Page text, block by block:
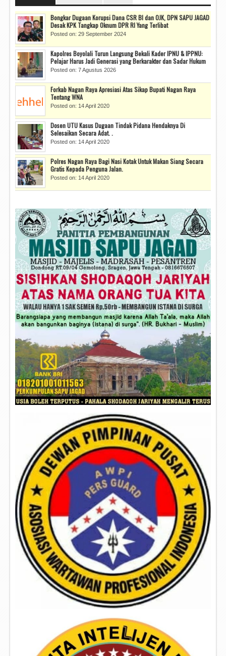
Bongkar Dugaan Korupsi Dana CSR BI dan OJK, DPN SAPU JAGAD
Desak KPK Tangkap Oknum DPR RI Yang Terlibat
Posted on: 29 September 2024
Kapolres Boyolali Turun Langsung Bekali Kader IPNU & IPPNU:
Pelajar Harus Jadi Generasi yang Berkarakter dan Sadar Hukum
Posted on: 7 Agustus 2026
Forkab Nagan Raya Apresiasi Atas Sikap Bupati Nagan Raya
Tentang WNA
Posted on: 14 April 2020
Dosen UTU Kasus Dugaan Tindak Pidana Hendaknya Di
Selesaikan Secara Adat. .
Posted on: 14 April 2020
Polres Nagan Raya Bagi Nasi Kotak Untuk Makan Siang Secara
Gratis Kepada Penguna Jalan.
Posted on: 14 April 2020